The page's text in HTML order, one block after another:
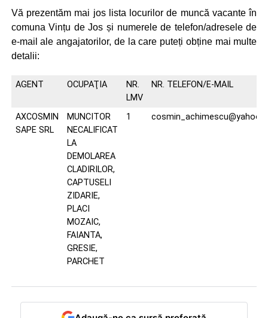
Vă prezentăm mai jos lista locurilor de muncă vacante în
comuna Vințu de Jos și numerele de telefon/adresele de
e-mail ale angajatorilor, de la care puteți obține mai multe
detalii:
AGENT OCUPAŢIA
NR.
LMV
NR. TELEFON/E-MAIL
AXCOSMIN
SAPE SRL
MUNCITOR
NECALIFICAT
LA
DEMOLAREA
CLADIRILOR,
CAPTUSELI
ZIDARIE,
PLACI
MOZAIC,
FAIANTA,
GRESIE,
PARCHET
1